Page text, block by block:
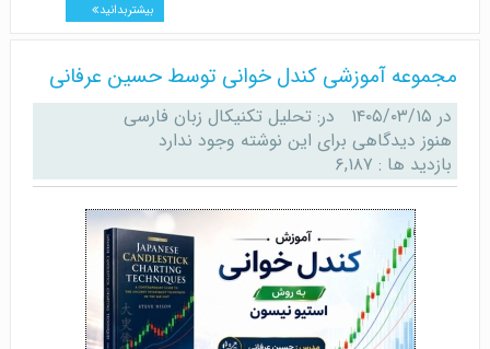
بیشتر بدانید
مجموعه آموزشی کندل‌ خوانی توسط حسین عرفانی
در ۱۴۰۵/۰۳/۱۵ در: تحلیل تکنیکال زبان فارسی
هنوز دیدگاهی برای این نوشته وجود ندارد
بازدید ها : ۶,۱۸۷